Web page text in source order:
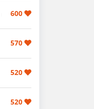
600
570
520
520